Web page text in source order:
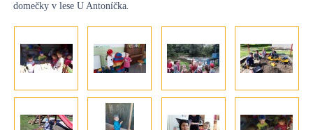
domečky v lese U Antoníčka.